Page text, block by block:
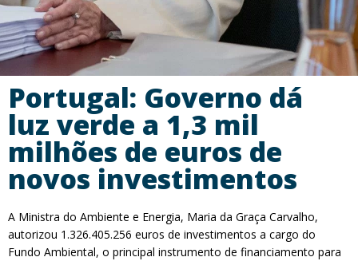
Portugal: Governo dá
luz verde a 1,3 mil
milhões de euros de
novos investimentos
A Ministra do Ambiente e Energia, Maria da Graça Carvalho,
autorizou 1.326.405.256 euros de investimentos a cargo do
Fundo Ambiental, o principal instrumento de financiamento para